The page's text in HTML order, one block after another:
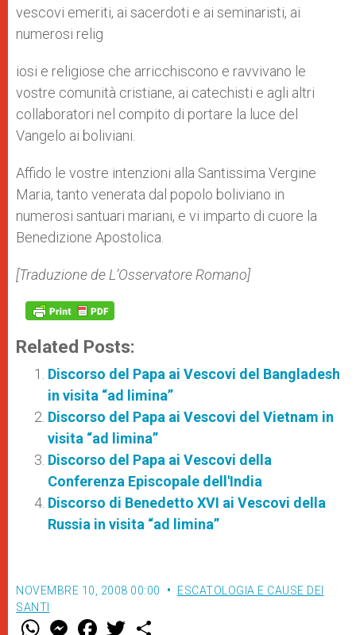
vescovi emeriti, ai sacerdoti e ai seminaristi, ai
numerosi relig
iosi e religiose che arricchiscono e ravvivano le
vostre comunità cristiane, ai catechisti e agli altri
collaboratori nel compito di portare la luce del
Vangelo ai boliviani.
Affido le vostre intenzioni alla Santissima Vergine
Maria, tanto venerata dal popolo boliviano in
numerosi santuari mariani, e vi imparto di cuore la
Benedizione Apostolica.
[Traduzione de L’Osservatore Romano]
Related Posts:
Discorso del Papa ai Vescovi del Bangladesh
in visita “ad limina”
Discorso del Papa ai Vescovi del Vietnam in
visita “ad limina”
Discorso del Papa ai Vescovi della
Conferenza Episcopale dell'India
Discorso di Benedetto XVI ai Vescovi della
Russia in visita “ad limina”
NOVEMBRE 10, 2008 00:00
ESCATOLOGIA E CAUSE DEI
SANTI
W M F